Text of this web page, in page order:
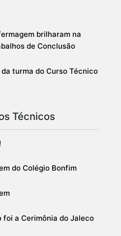
brilharam na
de Conclusão
turma do Curso Técnico
Técnicos
do Colégio Bonfim
foi a Cerimônia do Jaleco